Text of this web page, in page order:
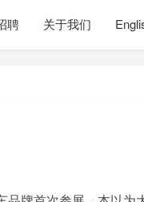
聘 关于我们